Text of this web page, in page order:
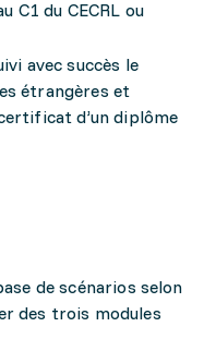
C1 du CECRL ou
avec succès le
étrangères et
d’un diplôme
de scénarios selon
des trois modules